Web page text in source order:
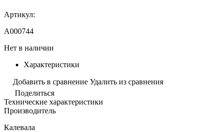
Артикул:
A000744
Нет в наличии
Характеристики
Добавить в сравнение Удалить из сравнения
Поделиться
Технические характеристики
Производитель
Калевала